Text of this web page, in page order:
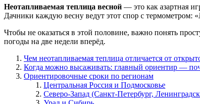
Неотапливаемая теплица весной — это как азартная
Дачники каждую весну ведут этот спор с термометром: «
Чтобы не оказаться в этой половине, важно понять
погоды на две недели вперёд.
Чем неотапливаемая теплица отличается от
Когда можно высаживать: главный ориентир —
Ориентировочные сроки по регионам
Центральная Россия и Подмосковье
Северо-Запад (Санкт-Петербург,